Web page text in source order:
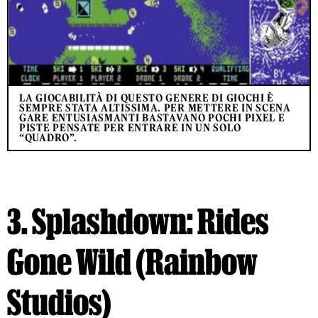
LA GIOCABILITÀ DI QUESTO GENERE DI GIOCHI È
SEMPRE STATA ALTISSIMA. PER METTERE IN SCENA
GARE ENTUSIASMANTI BASTAVANO POCHI PIXEL E
PISTE PENSATE PER ENTRARE IN UN SOLO
“QUADRO”.
3. Splashdown: Rides
Gone Wild (Rainbow
Studios)